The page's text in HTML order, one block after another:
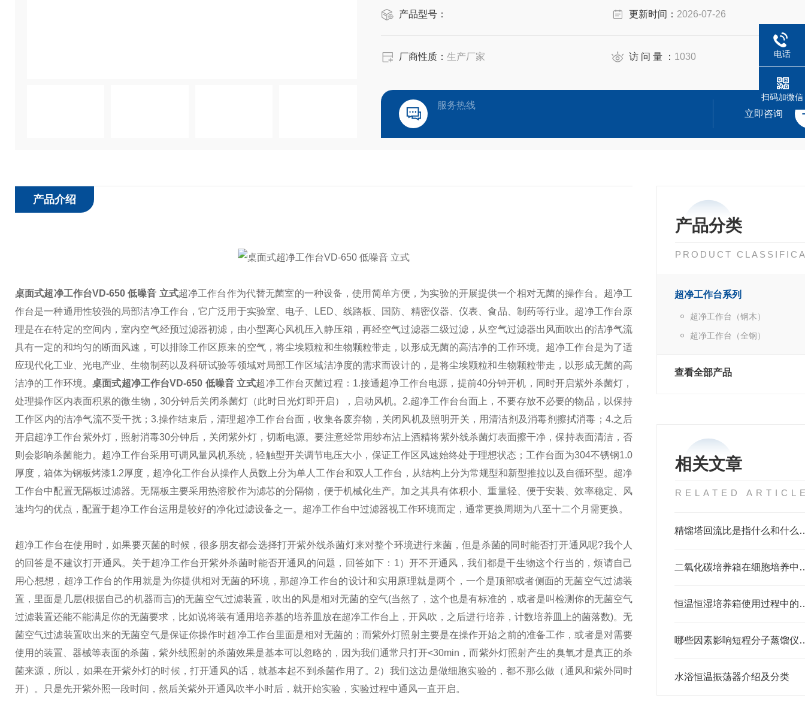
产品型号： 更新时间： 2026-07-26
厂商性质： 生产厂家 访 问 量 ： 1030
服务热线
立即咨询
产品分类
PRODUCT
超净工作台系列
超净工作台（钢木）
超净工作台（全钢）
查看全部产品
相关文章
RELATED
精馏塔回流
二氧化碳培养
恒温恒湿培养箱使用
哪些因素影响短
水浴恒温振荡器介绍及分类
产品介绍
桌面式超净工作台VD-650 低噪音 立式超净工作台作为代替无菌室的一种设备，使用简单方便，为实验的开展提供一个相对无菌的操作台。超净工
作台是一种通用性较强的局部洁净工作台，它广泛用于实验室、电子、LED、线路板、国防、精密仪器、仪表、食品、制药等行业。超净工作台原
理是在在特定的空间内，室内空气经预过滤器初滤，由小型离心风机压入静压箱，再经空气过滤器二级过滤，从空气过滤器出风面吹出的洁净气流
具有一定的和均匀的断面风速，可以排除工作区原来的空气，将尘埃颗粒和生物颗粒带走，以形成无菌的高洁净的工作环境。超净工作台是为了适
应现代化工业、光电产业、生物制药以及科研试验等领域对局部工作区域洁净度的需求而设计的，是将尘埃颗粒和生物颗粒带走，以形成无菌的高
洁净的工作环境。桌面式超净工作台VD-650 低噪音 立式超净工作台灭菌过程： 1.接通超净工作台电源，提前40分钟开机，同时开启紫外杀菌灯，
处理操作区内表面积累的微生物，30分钟后关闭杀菌灯（此时日光灯即开启），启动风机。 2.超净工作台台面上，不要存放不必要的物品，以保持
工作区内的洁净气流不受干扰； 3.操作结束后，清理超净工作台台面，收集各废弃物，关闭风机及照明开关，用清洁剂及消毒剂擦拭消毒； 4.之后
开启超净工作台紫外灯，照射消毒30分钟后，关闭紫外灯，切断电源。要注意经常用纱布沾上酒精将紫外线杀菌灯表面擦干净，保持表面清洁，否
则会影响杀菌能力。 超净工作台采用可调风量风机系统，轻触型开关调节电压大小，保证工作区风速始终处于理想状态；工作台面为304不锈钢1.0
厚度，箱体为钢板烤漆1.2厚度，超净化工作台从操作人员数上分为单人工作台和双人工作台，从结构上分为常规型和新型推拉以及自循环型。 超净
工作台中配置无隔板过滤器。无隔板主要采用热溶胶作为滤芯的分隔物，便于机械化生产。加之其具有体积小、重量轻、便于安装、效率稳定、风
速均匀的优点，配置于超净工作台运用是较好的净化过滤设备之一。超净工作台中过滤器视工作环境而定，通常更换周期为八至十二个月需更换。
超净工作台在使用时，如果要灭菌的时候，很多朋友都会选择打开紫外线杀菌灯来对整个环境进行来菌，但是杀菌的同时能否打开通风呢?我个人
的回答是不建议打开通风。 关于超净工作台开紫外杀菌时能否开通风的问题，回答如下： 1）开不开通风，我们都是干生物这个行当的，烦请自己
用心想想，超净工作台的作用就是为你提供相对无菌的环境，那超净工作台的设计和实用原理就是两个，一个是顶部或者侧面的无菌空气过滤装
置，里面是几层(根据自己的机器而言)的无菌空气过滤装置，吹出的风是相对无菌的空气(当然了，这个也是有标准的，或者是叫检测你的无菌空气
过滤装置还能不能满足你的无菌要求，比如说将装有通用培养基的培养皿放在超净工作台上，开风吹，之后进行培养，计数培养皿上的菌落数)。无
菌空气过滤装置吹出来的无菌空气是保证你操作时超净工作台里面是相对无菌的；而紫外灯照射主要是在操作开始之前的准备工作，或者是对需要
使用的装置、器械等表面的杀菌，紫外线照射的杀菌效果是基本可以忽略的，因为我们通常只打开<30min，而紫外灯照射产生的臭氧才是真正的杀
菌来源，所以，如果在开紫外灯的时候，打开通风的话，就基本起不到杀菌作用了。 2）我们这边是做细胞实验的，都不那么做（通风和紫外同时
开）。
只是先开紫外照一段时间，然后关紫外开通风吹半小时后，就开始实验，实验过程中通风一直开启。
电话
扫码加微信